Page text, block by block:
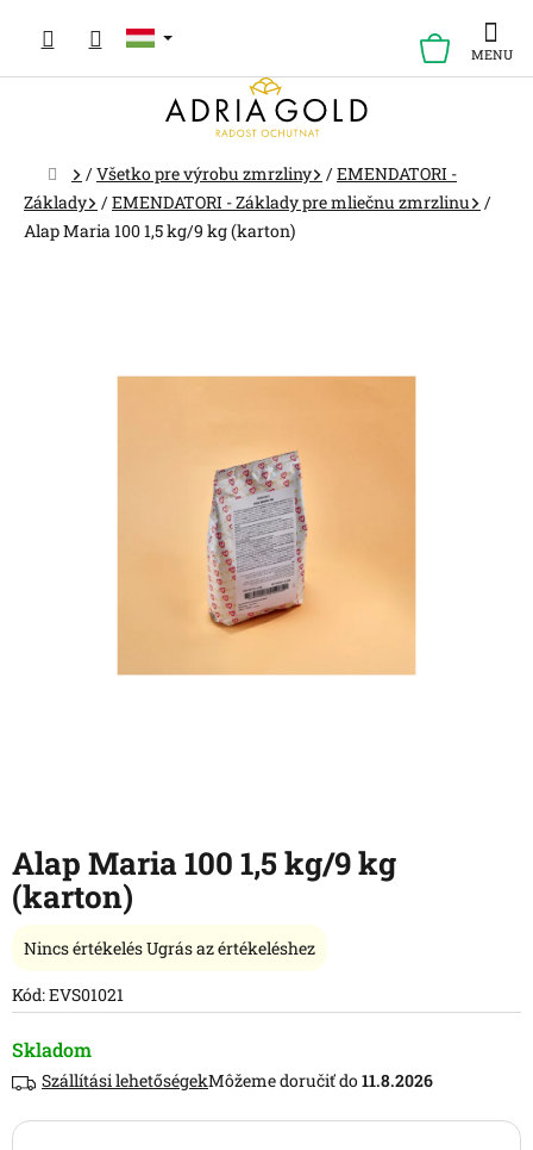
tartalomhoz
KOSÁR
Kezdőlap
/Všetko pre výrobu zmrzliny /EMENDATORI -
Základy
/EMENDATORI - Základy pre mliečnu zmrzlinu
/
Alap Maria 100 1,5 kg/9 kg (karton)
Alap Maria 100 1,5 kg/9 kg
(karton)
Kód:EVS01021
Skladom
11.8.2026
Szállítási lehetőségek
A
átlagos
értékelése
5-
ből
0,0
Nincs értékelésUgrás az értékeléshez